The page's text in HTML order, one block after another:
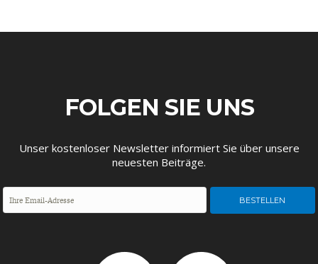
FOLGEN SIE UNS
Unser kostenloser Newsletter informiert Sie über unsere
neuesten Beiträge.